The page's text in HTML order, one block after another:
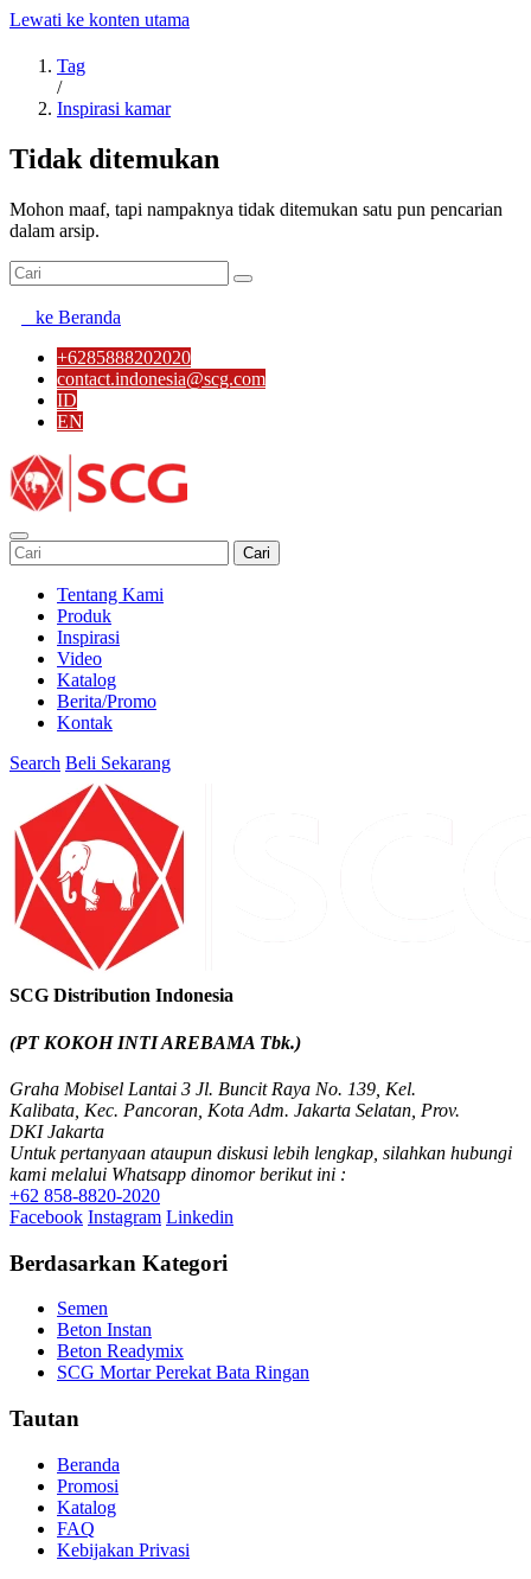
Lewati ke konten utama
Tag
/
Inspirasi kamar
Tidak ditemukan
Mohon maaf, tapi nampaknya tidak ditemukan satu pun pencarian
dalam arsip.
ke Beranda
+6285888202020
contact.indonesia@scg.com
ID
EN
Cari
Tentang Kami
Produk
Inspirasi
Video
Katalog
Berita/Promo
Kontak
Search Beli Sekarang
SCG Distribution Indonesia
(PT KOKOH INTI AREBAMA Tbk.)
Graha Mobisel Lantai 3 Jl. Buncit Raya No. 139, Kel.
Kalibata, Kec. Pancoran, Kota Adm. Jakarta Selatan, Prov.
DKI Jakarta
Untuk pertanyaan ataupun diskusi lebih lengkap, silahkan hubungi
kami melalui Whatsapp dinomor berikut ini :
+62 858-8820-2020
Facebook Instagram Linkedin
Berdasarkan Kategori
Semen
Beton Instan
Beton Readymix
SCG Mortar Perekat Bata Ringan
Tautan
Beranda
Promosi
Katalog
FAQ
Kebijakan Privasi